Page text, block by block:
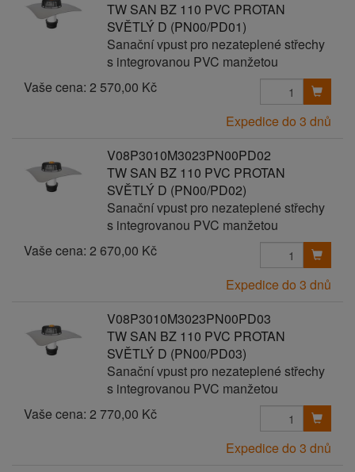
TW SAN BZ 110 PVC PROTAN
SVĚTLÝ D (PN00/PD01)
Sanační vpust pro nezateplené střechy
s integrovanou PVC manžetou
Vaše cena: 2 570,00 Kč
Expedice do 3 dnů
V08P3010M3023PN00PD02
TW SAN BZ 110 PVC PROTAN
SVĚTLÝ D (PN00/PD02)
Sanační vpust pro nezateplené střechy
s integrovanou PVC manžetou
Vaše cena: 2 670,00 Kč
Expedice do 3 dnů
V08P3010M3023PN00PD03
TW SAN BZ 110 PVC PROTAN
SVĚTLÝ D (PN00/PD03)
Sanační vpust pro nezateplené střechy
s integrovanou PVC manžetou
Vaše cena: 2 770,00 Kč
Expedice do 3 dnů